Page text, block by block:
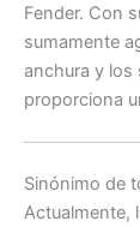
Fender. Con
sumamente
anchura y los
proporciona
Sinónimo de
Actualmente,